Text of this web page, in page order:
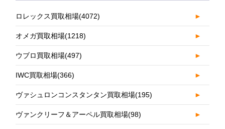
ロレックス買取相場(4072) ►
オメガ買取相場(1218) ►
ウブロ買取相場(497) ►
IWC買取相場(366) ►
ヴァシュロンコンスタンタン買取相場(195) ►
ヴァンクリーフ＆アーペル買取相場(98) ►